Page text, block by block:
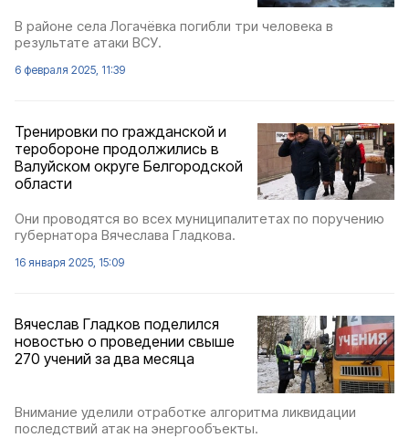
В районе села Логачёвка погибли три человека в
результате атаки ВСУ.
6 февраля 2025, 11:39
Тренировки по гражданской и
теробороне продолжились в
Валуйском округе Белгородской
области
Они проводятся во всех муниципалитетах по поручению
губернатора Вячеслава Гладкова.
16 января 2025, 15:09
Вячеслав Гладков поделился
новостью о проведении свыше
270 учений за два месяца
Внимание уделили отработке алгоритма ликвидации
последствий атак на энергообъекты.